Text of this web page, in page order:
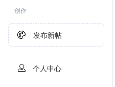
创作
发布新帖
个人中心